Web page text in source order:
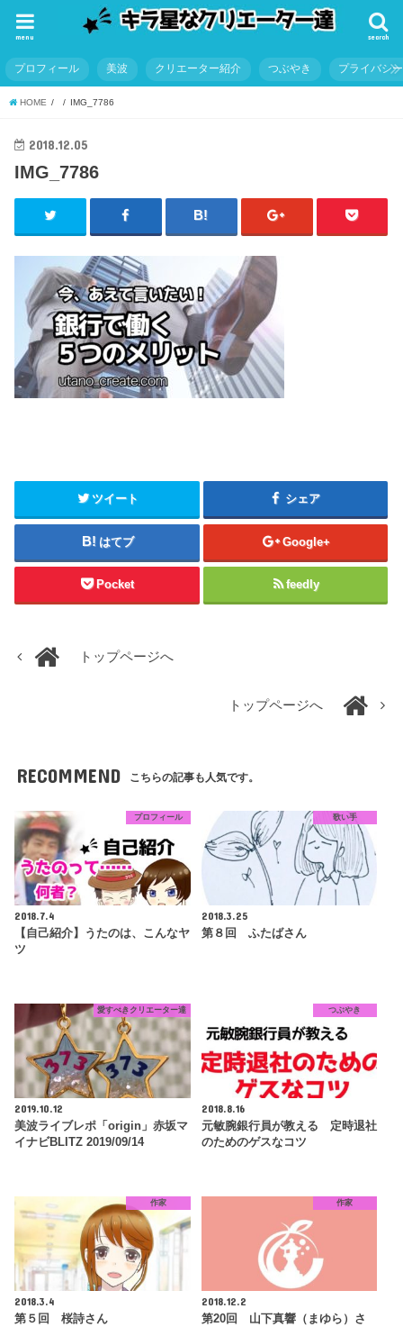
search
menu
プロフィール 美波 クリエーター紹介 つぶやき プライバシ
HOME IMG_7786
2018.12.05
IMG_7786
ツイート シェア
はてブ Google+
Pocket feedly
トップページへ
トップページへ
RECOMMEND こちらの記事も人気です。
プロフィール
2018.7.4
【自己紹介】うたのは、こんなヤ
ツ
歌い手
2018.3.25
第８回 ふたばさん
愛すべきクリエーター達
2019.10.12
美波ライブレポ「origin」赤坂マ
イナビBLITZ 2019/09/14
つぶやき
2018.8.16
元敏腕銀行員が教える 定時退社
のためのゲスなコツ
作家
2018.3.4
第５回 桜詩さん
作家
2018.12.2
第20回 山下真響（まゆら）さ